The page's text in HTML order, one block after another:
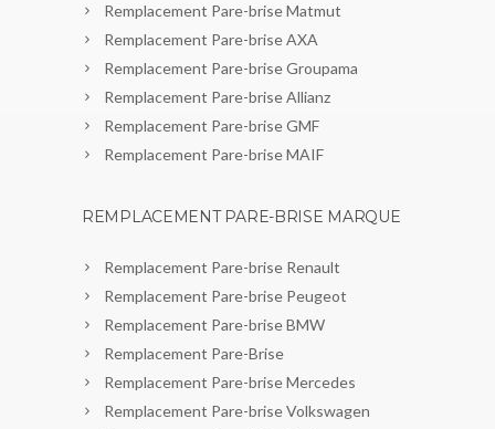
Remplacement Pare-brise Matmut
Remplacement Pare-brise AXA
Remplacement Pare-brise Groupama
Remplacement Pare-brise Allianz
Remplacement Pare-brise GMF
Remplacement Pare-brise MAIF
REMPLACEMENT PARE-BRISE MARQUE
Remplacement Pare-brise Renault
Remplacement Pare-brise Peugeot
Remplacement Pare-brise BMW
Remplacement Pare-Brise
Remplacement Pare-brise Mercedes
Remplacement Pare-brise Volkswagen